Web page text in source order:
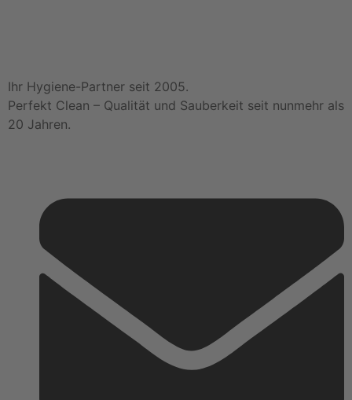
Ihr Hygiene-Partner seit 2005.
Perfekt Clean – Qualität und Sauberkeit seit nunmehr als
20 Jahren.